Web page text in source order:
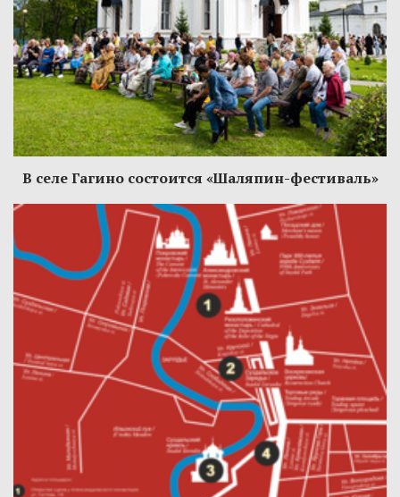
В селе Гагино состоится «Шаляпин-фестиваль»